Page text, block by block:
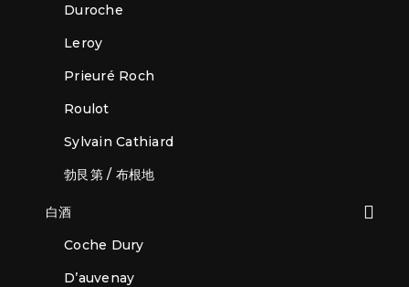
Duroche
Leroy
Prieuré Roch
Roulot
Sylvain Cathiard
勃艮第 / 布根地
白酒
Coche Dury
D’auvenay